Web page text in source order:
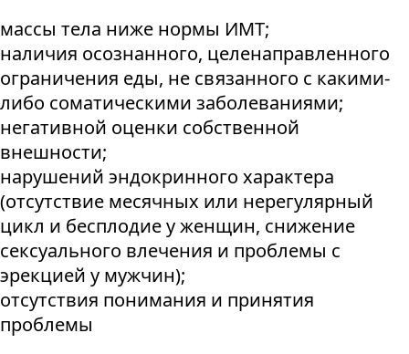
массы тела ниже нормы ИМТ;
наличия осознанного, целенаправленного
ограничения еды, не связанного с какими-
либо соматическими заболеваниями;
негативной оценки собственной
внешности;
нарушений эндокринного характера
(отсутствие месячных или нерегулярный
цикл и бесплодие у женщин, снижение
сексуального влечения и проблемы с
эрекцией у мужчин);
отсутствия понимания и принятия
проблемы